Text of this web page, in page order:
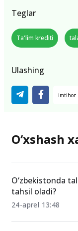
Teglar
Ta'lim krediti
Ulashing
O‘xshash
O‘zbekistonda
tahsil oladi?
24-aprel 13:48